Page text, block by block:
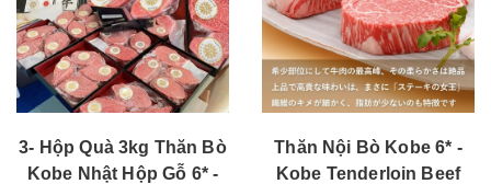
3- Hộp Quà 3kg Thăn Bò
Kobe Nhật Hộp Gỗ 6* -
Thăn Nội Bò Kobe 6* -
Kobe Tenderloin Beef